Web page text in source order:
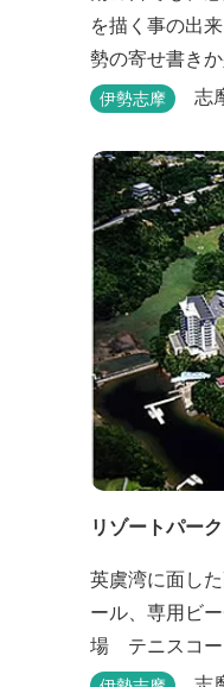
を描く事の出
勢の寄せ書き
場所にありま
す。
伊勢志摩 志
リゾートパー
英虞湾に面し
ール、専用ビ
場 テニスコー
サイクリング